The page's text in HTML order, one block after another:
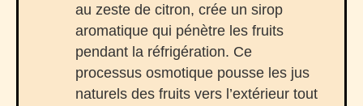
au zeste de citron, crée un sirop
aromatique qui pénètre les fruits
pendant la réfrigération. Ce
processus osmotique pousse les jus
naturels des fruits vers l’extérieur tout